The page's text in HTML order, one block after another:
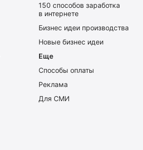
150 способов заработка
в интернете
Бизнес идеи производства
Новые бизнес идеи
Еще
Способы оплаты
Реклама
Для СМИ